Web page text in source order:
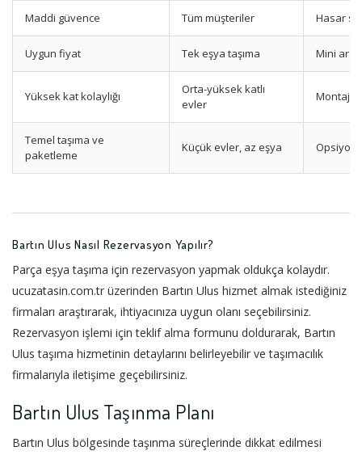
Maddi güvence Tüm müşteriler Hasar
Uygun fiyat Tek eşya taşıma Mini araç
Yüksek kat kolaylığı
Orta-yüksek katlı
evler
Montaj
Temel taşıma ve
paketleme
Küçük evler, az eşya
Bartın Ulus Nasıl Rezervasyon Yapılır?
Parça eşya taşıma için rezervasyon yapmak oldukça kolaydır.
ucuzatasin.com.tr üzerinden Bartın Ulus hizmet almak istediğiniz
firmaları araştırarak, ihtiyacınıza uygun olanı seçebilirsiniz.
Rezervasyon işlemi için teklif alma formunu doldurarak, Bartın
Ulus taşıma hizmetinin detaylarını belirleyebilir ve taşımacılık
firmalarıyla iletişime geçebilirsiniz.
Bartın Ulus Taşınma Planı
Bartın Ulus bölgesinde taşınma süreçlerinde dikkat edilmesi